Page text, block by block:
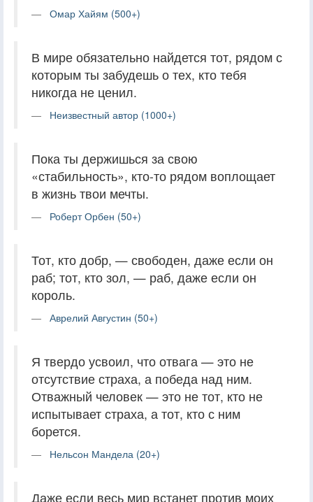
Омар Хайям (500+)
В мире обязательно найдется тот, рядом с
которым ты забудешь о тех, кто тебя
никогда не ценил.
Неизвестный автор (1000+)
Пока ты держишься за свою
«стабильность», кто-то рядом воплощает
в жизнь твои мечты.
Роберт Орбен (50+)
Тот, кто добр, — свободен, даже если он
раб; тот, кто зол, — раб, даже если он
король.
Аврелий Августин (50+)
Я твердо усвоил, что отвага — это не
отсутствие страха, а победа над ним.
Отважный человек — это не тот, кто не
испытывает страха, а тот, кто с ним
борется.
Нельсон Мандела (20+)
Даже если весь мир встанет против моих